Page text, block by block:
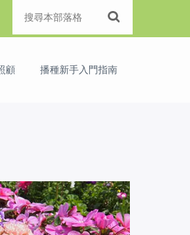
顧 播種新手入門指南